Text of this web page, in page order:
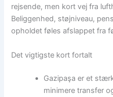
rejsende, men kort vej fra
Beliggenhed, støjniveau,
opholdet føles afslappet fra
Det vigtigste kort fortalt
Gazipaşa er et
minimere transfer